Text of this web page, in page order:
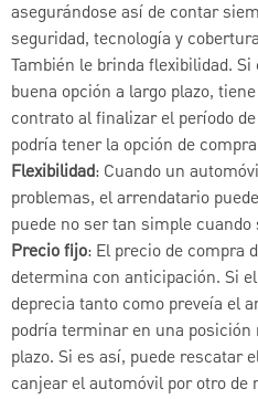
asegurándose así de contar
seguridad, tecnología y
También le brinda flexibilidad.
buena opción a largo plazo,
contrato al finalizar el período
podría tener la opción de
Flexibilidad: Cuando un
problemas, el arrendatario
puede no ser tan simple
Precio fijo: El precio de compra
determina con anticipación. Si
deprecia tanto como preveía el
podría terminar en una
plazo. Si es así, puede rescatar
canjear el automóvil por otro de